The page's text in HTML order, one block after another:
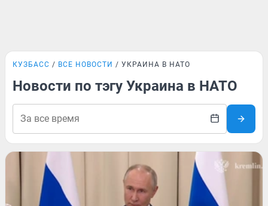
КУЗБАСС ВСЕ НОВОСТИ УКРАИНА В НАТО
Новости по тэгу Украина в НАТО